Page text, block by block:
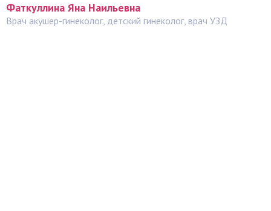
Фаткуллина Яна Наильевна
Врач акушер-гинеколог, детский гинеколог, врач УЗД